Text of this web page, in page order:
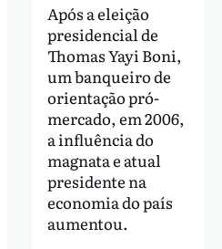
Após a eleição
presidencial de
Thomas Yayi Boni,
um banqueiro de
orientação pró-
mercado, em 2006,
a influência do
magnata e atual
presidente na
economia do país
aumentou.